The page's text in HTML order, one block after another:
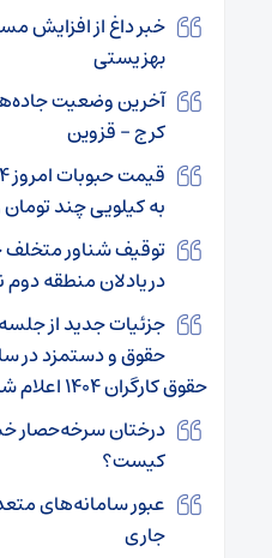
خبر داغ از افزایش
بهزیستی
آخرین وضعیت
کرج – قزوین
به کیلویی چند
توقیف شناور
دریادلان منطقه دوم
جزئیات جدید از
حقوق و دستمزد در
حقوق کارگران ۱۴۰۴ اعلام شد؟
درختان سرخه‌حصار
کیست؟
عبور سامانه‌های
جاری